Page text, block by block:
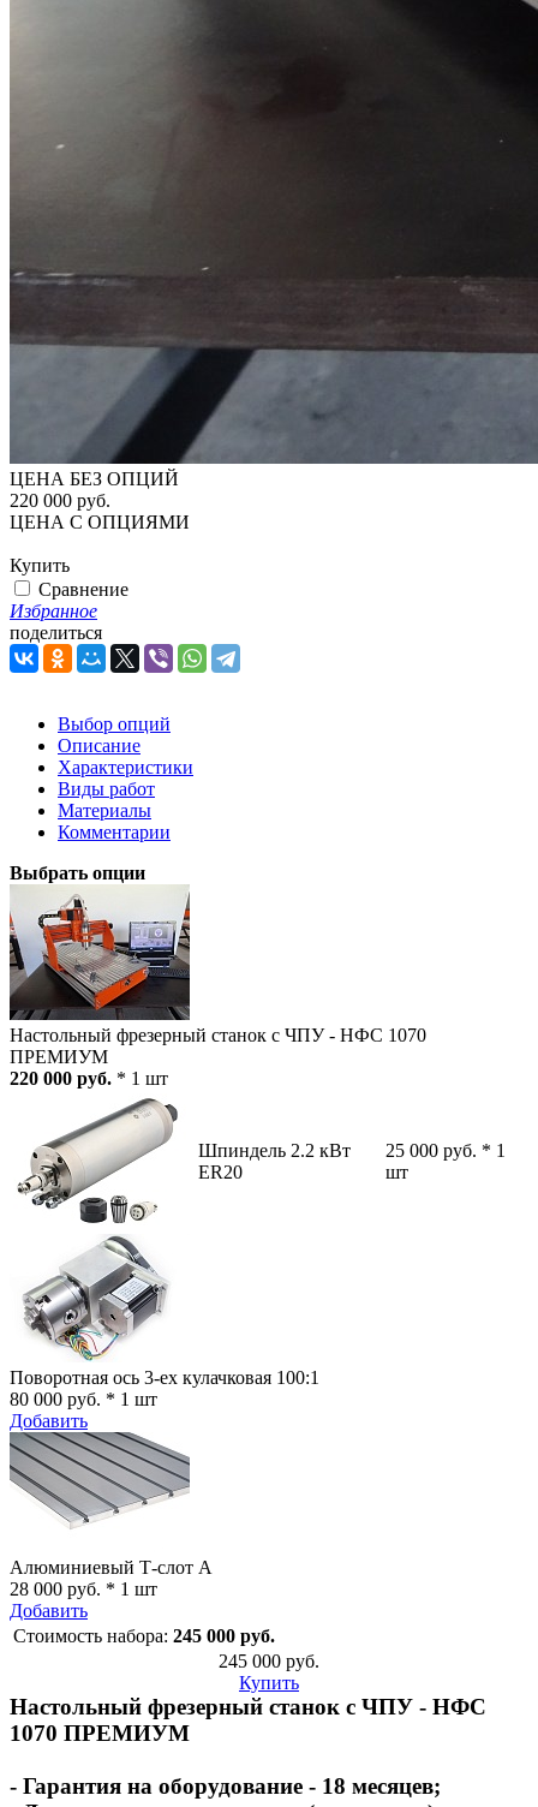
ЦЕНА БЕЗ ОПЦИЙ
220 000 руб.
ЦЕНА С ОПЦИЯМИ
Купить
Сравнение
Избранное
поделиться
Выбор опций
Описание
Характеристики
Виды работ
Материалы
Комментарии
Выбрать опции
Настольный фрезерный станок с ЧПУ - НФС 1070
ПРЕМИУМ
220 000 руб. * 1 шт
Шпиндель 2.2 кВт
ER20
25 000 руб. * 1
шт
Поворотная ось 3-ех кулачковая 100:1
80 000 руб. * 1 шт
Добавить
Алюминиевый Т-слот А
28 000 руб. * 1 шт
Добавить
Стоимость набора: 245 000 руб.
245 000 руб.
Купить
Настольный фрезерный станок с ЧПУ - НФС
1070 ПРЕМИУМ
- Гарантия на оборудование - 18 месяцев;